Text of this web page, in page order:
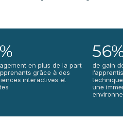
en plus de la part
grâce à des
interactives et
de gain
une